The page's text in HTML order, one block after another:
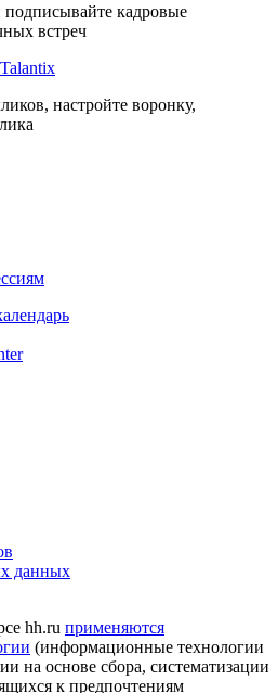
подписывайте кадровые
встреч
настройте воронку,
данных
hh.ru применяются
(информационные технологии
на основе сбора, систематизации
к предпочтениям